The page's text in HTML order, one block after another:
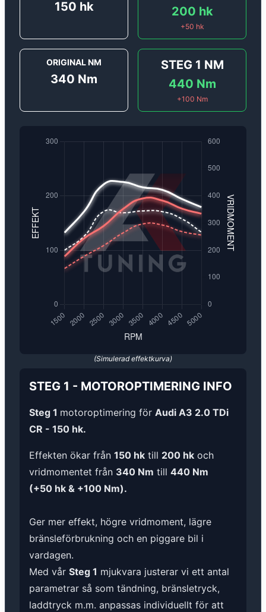
150 hk
200 hk
+50 hk
ORIGINAL NM
340 Nm
STEG 1 NM
440 Nm
+100 Nm
(Simulerad effektkurva)
STEG 1 - MOTOROPTIMERING INFO
Steg 1 motoroptimering för Audi A3 2.0 TDi
CR - 150 hk.
Effekten ökar från 150 hk till 200 hk och
vridmomentet från 340 Nm till 440 Nm
(+50 hk & +100 Nm).
Ger mer effekt, högre vridmoment, lägre
bränsleförbrukning och en piggare bil i
vardagen.
Med vår Steg 1 mjukvara justerar vi ett antal
parametrar så som tändning, bränsletryck,
laddtryck m.m. anpassas individuellt för att